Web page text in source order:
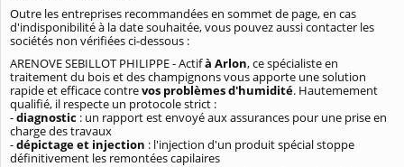
Outre les entreprises recommandées en sommet de page, en cas
d'indisponibilité à la date souhaitée, vous pouvez aussi contacter les
sociétés non vérifiées ci-dessous :
ARENOVE SEBILLOT PHILIPPE - Actifà Arlon, ce spécialiste en
traitement du bois et des champignons vous apporte une solution
rapide et efficace contrevos problèmes d'humidité. Hautemement
qualifié, il respecte un protocole strict :
-diagnostic : un rapport est envoyé aux assurances pour une prise en
charge des travaux
-dépictage et injection : l'injection d'un produit spécial stoppe
définitivement les remontées capilaires